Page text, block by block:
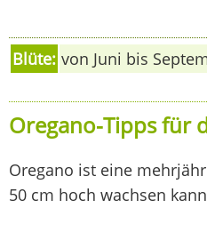
Blüte: von Juni bis
Oregano-Tipps für
Oregano ist eine
50 cm hoch wachsen